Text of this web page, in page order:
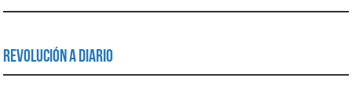
Revolución a Diario